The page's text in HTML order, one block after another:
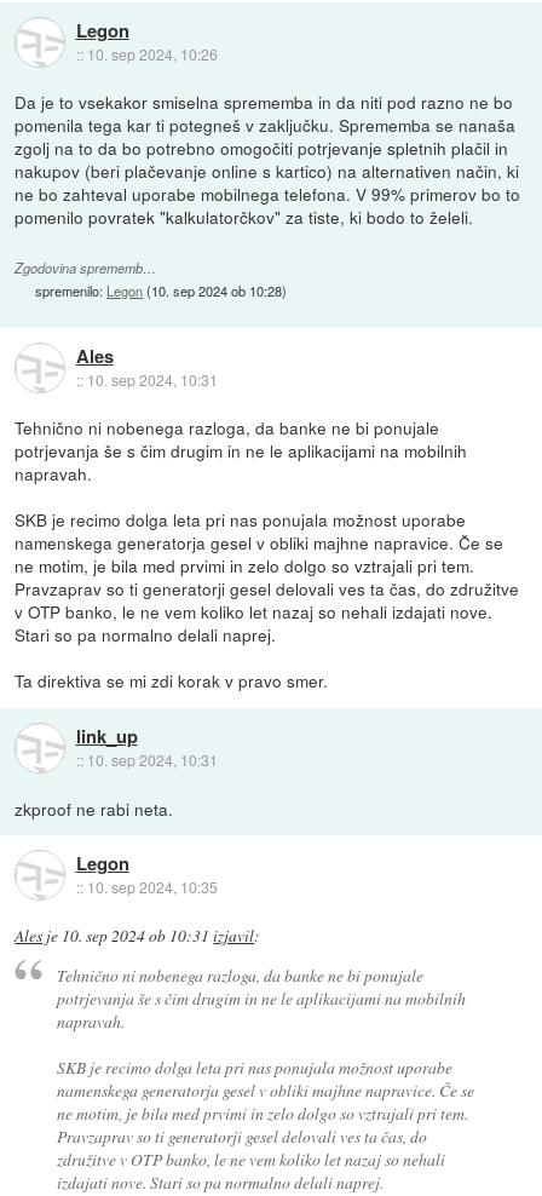
Legon
:: 10. sep 2024, 10:26
Da je to vsekakor smiselna sprememba in da niti pod razno ne bo
pomenila tega kar ti potegneš v zaključku. Sprememba se nanaša
zgolj na to da bo potrebno omogočiti potrjevanje spletnih plačil in
nakupov (beri plačevanje online s kartico) na alternativen način, ki
ne bo zahteval uporabe mobilnega telefona. V 99% primerov bo to
pomenilo povratek "kalkulatorčkov" za tiste, ki bodo to želeli.
Zgodovina sprememb…
spremenilo: Legon(10. sep 2024 ob 10:28)
Ales
:: 10. sep 2024, 10:31
Tehnično ni nobenega razloga, da banke ne bi ponujale
potrjevanja še s čim drugim in ne le aplikacijami na mobilnih
napravah.
SKB je recimo dolga leta pri nas ponujala možnost uporabe
namenskega generatorja gesel v obliki majhne napravice. Če se
ne motim, je bila med prvimi in zelo dolgo so vztrajali pri tem.
Pravzaprav so ti generatorji gesel delovali ves ta čas, do združitve
v OTP banko, le ne vem koliko let nazaj so nehali izdajati nove.
Stari so pa normalno delali naprej.
Ta direktiva se mi zdi korak v pravo smer.
link_up
:: 10. sep 2024, 10:31
zkproof ne rabi neta.
Legon
:: 10. sep 2024, 10:35
Ales je 10. sep 2024 ob 10:31 izjavil:
Tehnično ni nobenega razloga, da banke ne bi ponujale
potrjevanja še s čim drugim in ne le aplikacijami na mobilnih
napravah.
SKB je recimo dolga leta pri nas ponujala možnost uporabe
namenskega generatorja gesel v obliki majhne napravice. Če se
ne motim, je bila med prvimi in zelo dolgo so vztrajali pri tem.
Pravzaprav so ti generatorji gesel delovali ves ta čas, do
združitve v OTP banko, le ne vem koliko let nazaj so nehali
izdajati nove. Stari so pa normalno delali naprej.